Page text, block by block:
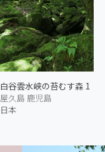
白谷雲水峡の苔むす森 1
屋久島 鹿児島
日本